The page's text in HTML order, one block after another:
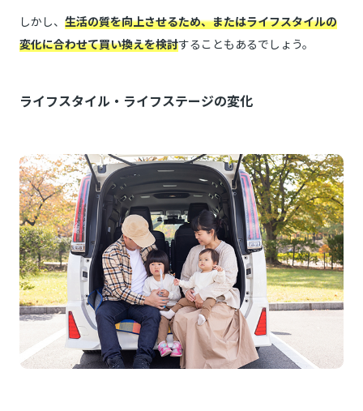
しかし、 生活の質を向上させるため、またはライフスタイルの
変化に合わせて買い換えを検討することもあるでしょう。
ライフスタイル・ライフステージの変化